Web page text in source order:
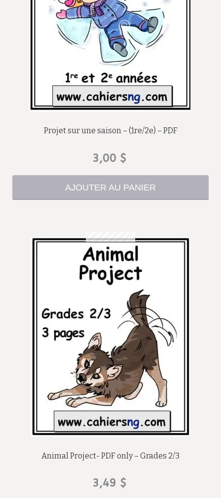
Projet sur une saison – (1re/2e) – PDF
3,00 $
AJOUTER AU PANIER
Animal Project- PDF only – Grades 2/3
3,49 $